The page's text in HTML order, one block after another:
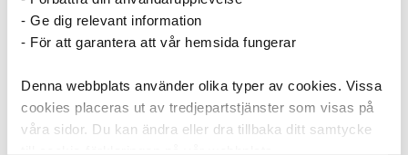
- Ge dig relevant information
- För att garantera att vår hemsida fungerar
Denna webbplats använder olika typer av cookies. Vissa
cookies placeras ut av tredjepartstjänster som visas på
våra sidor. Du kan ändra eller dra tillbaka ditt samtycke
5 748,75kr
ANDRA KÖPTE OCKSÅ